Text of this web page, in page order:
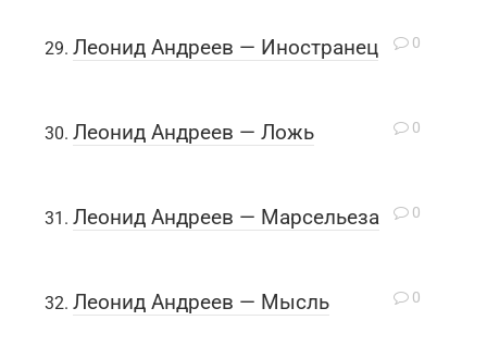
0
Леонид Андреев — Иностранец
0
Леонид Андреев — Ложь
0
Леонид Андреев — Марсельеза
0
Леонид Андреев — Мысль